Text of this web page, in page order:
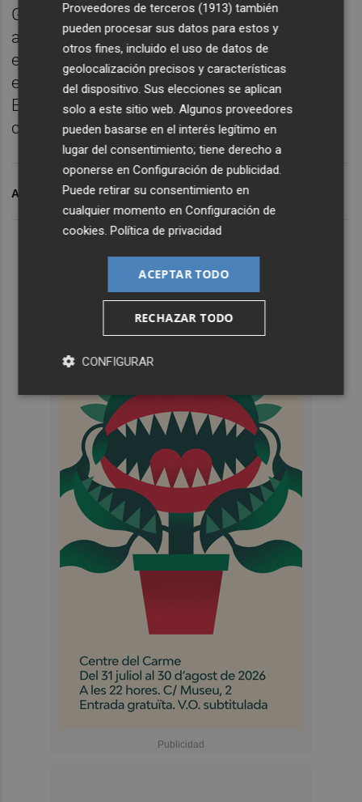
Gamesa 5.X. El pedido también incluye un
acuerdo de servicio y mantenimiento. Brasil
es el séptimo mercado mundial de energía
eólica, según el Consejo Mundial de Energía
Eólica (GWEC), con más de 17 GW de
capacidad instalada.
ARCHIVADO EN SIEMENS GAMESA PARQUE EÓLICO
Proveedores de terceros (1913) también
pueden procesar sus datos para estos y
otros fines, incluido el uso de datos de
geolocalización precisos y características
del dispositivo. Sus elecciones se aplican
solo a este sitio web. Algunos proveedores
pueden basarse en el interés legítimo en
lugar del consentimiento; tiene derecho a
oponerse enConfiguración de publicidad.
Puede retirar su consentimiento en
cualquier momento enConfiguración de
cookies.Política de privacidad
ACEPTAR TODO
RECHAZAR TODO
CONFIGURAR